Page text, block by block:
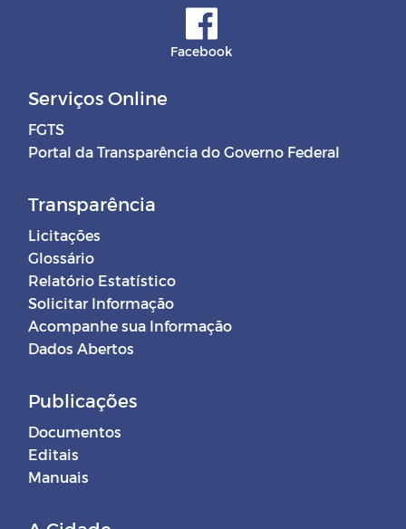
Facebook
Serviços Online
FGTS
Portal da Transparência do Governo Federal
Transparência
Licitações
Glossário
Relatório Estatístico
Solicitar Informação
Acompanhe sua Informação
Dados Abertos
Publicações
Documentos
Editais
Manuais